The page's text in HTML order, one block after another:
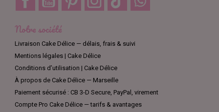
Notre société
Livraison Cake Délice — délais, frais & suivi
Mentions légales | Cake Délice
Conditions d’utilisation | Cake Délice
À propos de Cake Délice — Marseille
Paiement sécurisé : CB 3-D Secure, PayPal, virement
Compte Pro Cake Délice — tarifs & avantages